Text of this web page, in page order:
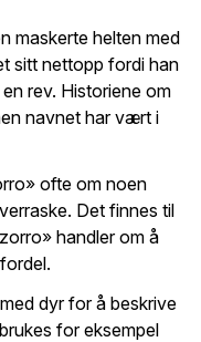
maskerte helten med
sitt nettopp fordi han
rev. Historiene om
navnet har vært i
ofte om noen
Det finnes til
handler om å
dyr for å beskrive
for eksempel